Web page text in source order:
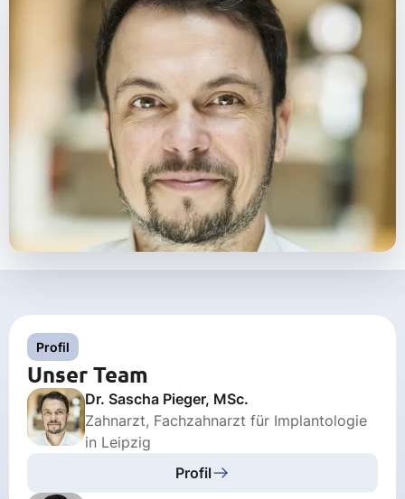
Profil
Unser Team
Dr. Sascha Pieger, MSc.
Zahnarzt, Fachzahnarzt für Implantologie
in Leipzig
Profil